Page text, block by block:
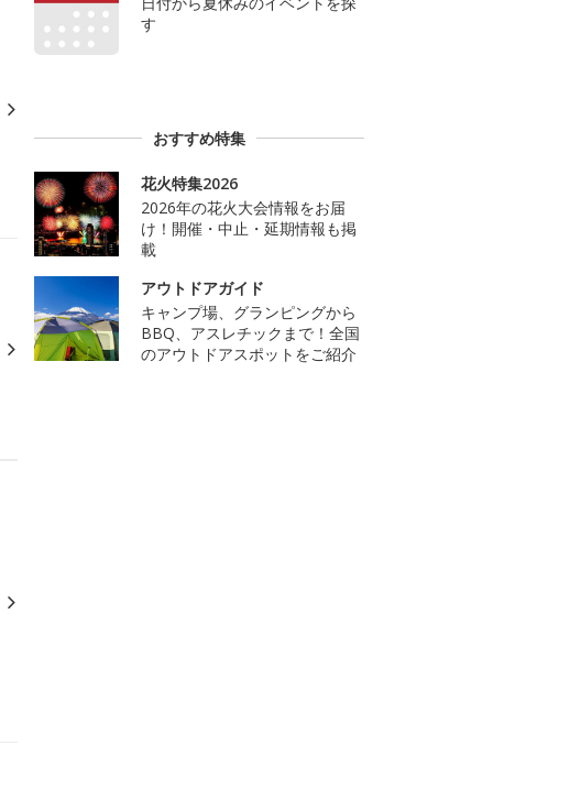
す
おすすめ特集
花火特集2026
2026年の花火大会情報をお届
け！開催・中止・延期情報も掲
載
アウトドアガイド
キャンプ場、グランピングから
BBQ、アスレチックまで！全国
のアウトドアスポットをご紹介